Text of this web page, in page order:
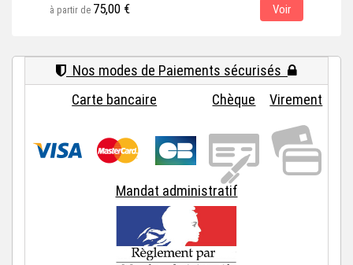
à partir de 75,00 € Voir
Nos modes de Paiements sécurisés
Carte bancaire
Chèque Virement
Mandat administratif